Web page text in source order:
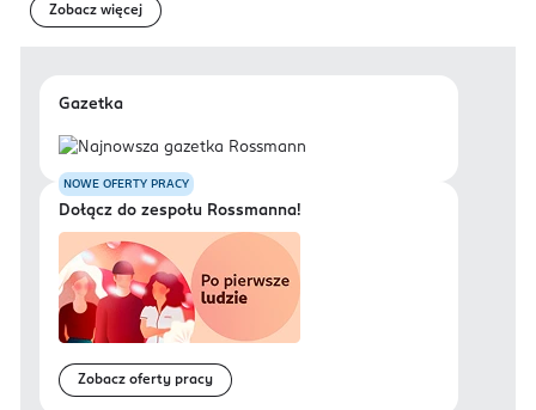
Zobacz więcej
Gazetka
NOWE OFERTY PRACY
Dołącz do zespołu Rossmanna!
Zobacz oferty pracy